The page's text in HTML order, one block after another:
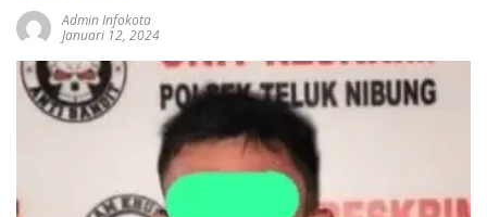
Admin Infokota
Januari 12, 2024